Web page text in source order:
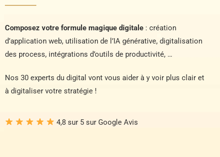
Composez votre formule magique digitale : création
d’application web, utilisation de l’IA générative, digitalisation
des process, intégrations d’outils de productivité, …
Nos 30 experts du digital vont vous aider à y voir plus clair et
à digitaliser votre stratégie !
4,8 sur 5 sur Google Avis